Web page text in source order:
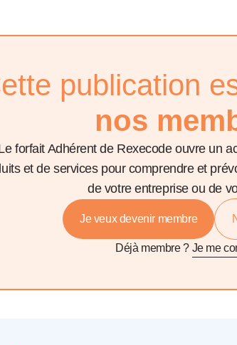
publication
nos
forfait Adhérent de Rexecode ouvre un
et de services pour comprendre et
de votre entreprise ou de
Je veux devenir membre
Déjà membre ? Je me